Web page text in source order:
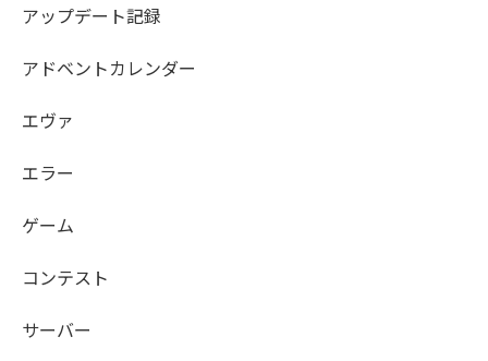
アップデート記録
アドベントカレンダー
エヴァ
エラー
ゲーム
コンテスト
サーバー